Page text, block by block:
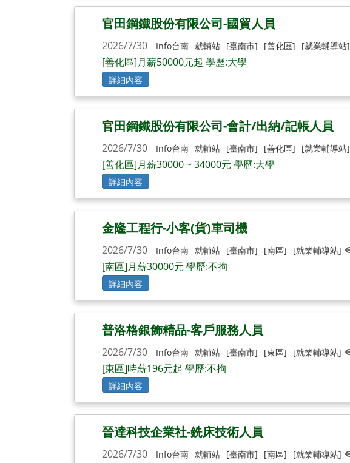
官田鋼鐵股份有限公司-國貿人員
2026/7/30 Info台南 就輔站 [臺南市] [善化區] [就業輔導站]
[善化區]月薪50000元起 學歷:大學
詳細內容
官田鋼鐵股份有限公司-會計/出納/記帳人員
2026/7/30 Info台南 就輔站 [臺南市] [善化區] [就業輔導站]
[善化區]月薪30000 ~ 34000元 學歷:大學
詳細內容
金隆工程行-小客(貨)車司機
2026/7/30 Info台南 就輔站 [臺南市] [南區] [就業輔導站]
[南區]月薪30000元 學歷:不拘
詳細內容
普洛格銀飾精品-客戶服務人員
2026/7/30 Info台南 就輔站 [臺南市] [東區] [就業輔導站]
[東區]時薪196元起 學歷:不拘
詳細內容
晉達科技企業社-銑床技術人員
2026/7/30 Info台南 就輔站 [臺南市] [南區] [就業輔導站]